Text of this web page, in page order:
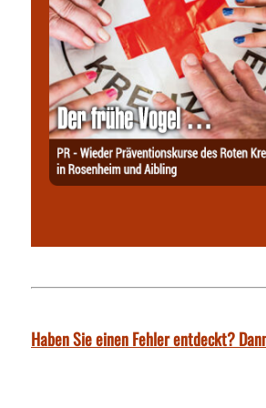
Haben Sie einen Fehler entdeckt?